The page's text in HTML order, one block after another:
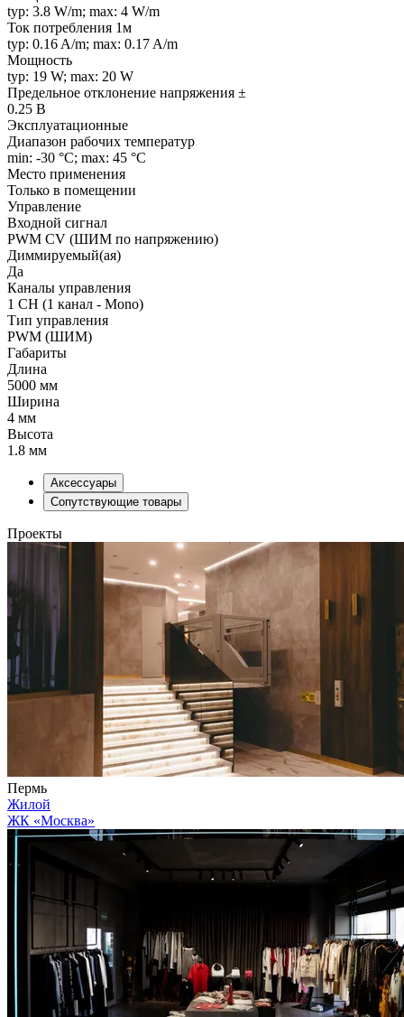
typ: 3.8 W/m; max: 4 W/m
Ток потребления 1м
typ: 0.16 A/m; max: 0.17 A/m
Мощность
typ: 19 W; max: 20 W
Предельное отклонение напряжения ±
0.25 В
Эксплуатационные
Диапазон рабочих температур
min: -30 °C; max: 45 °C
Место применения
Только в помещении
Управление
Входной сигнал
PWM СV (ШИМ по напряжению)
Диммируемый(ая)
Да
Каналы управления
1 CH (1 канал - Mono)
Тип управления
PWM (ШИМ)
Габариты
Длина
5000 мм
Ширина
4 мм
Высота
1.8 мм
Аксессуары
Сопутствующие товары
Проекты
Пермь
Жилой
ЖК «Москва»